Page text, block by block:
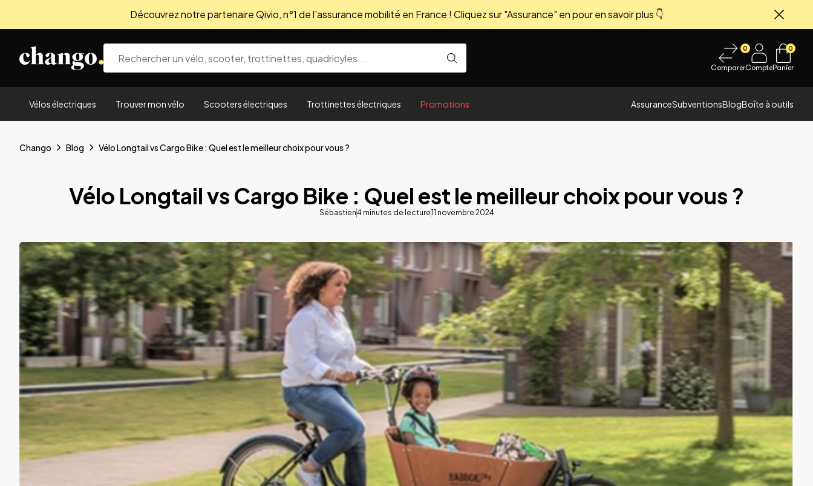
Découvrez notre partenaire Qivio, n°1 de l'assurance mobilité en France ! Cliquez sur "Assurance" en pour en savoir plus 👇
0
ComparerCompte
0
Panier
Vélos électriques Trouver mon vélo Scooters électriques Trottinettes électriques Promotions AssuranceSubventionsBlogBoîte à outils
Chango Blog Vélo Longtail vs Cargo Bike : Quel est le meilleur choix pour vous ?
Vélo Longtail vs Cargo Bike : Quel est le meilleur choix pour vous ?
Sébastien4 minutes de lecture11 novembre 2024